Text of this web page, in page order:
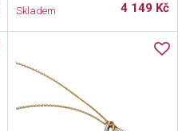
Skladem
4 149 Kč